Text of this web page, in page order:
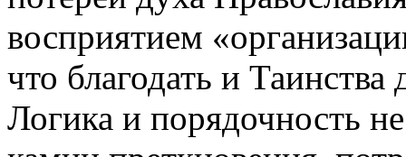
восприятием
что благодать и
Логика и порядочность